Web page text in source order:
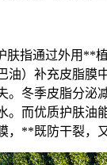
肤指通过外用**
油）补充皮脂膜
。冬季皮脂分泌
。而优质护肤油
，**既防干裂，